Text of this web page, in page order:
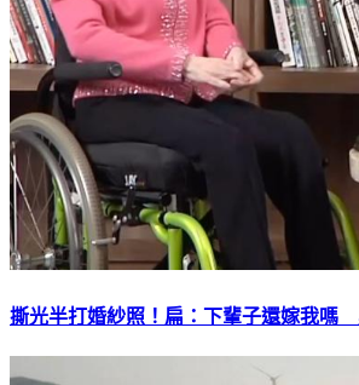
撕光半打婚紗照！扁：下輩子還嫁我嗎